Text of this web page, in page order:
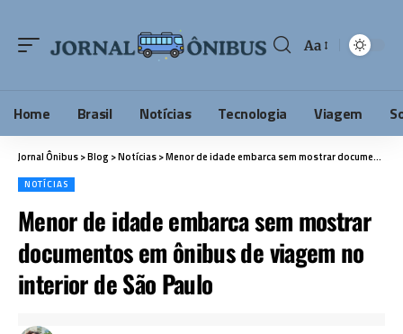
Aa
Home Brasil Notícias Tecnologia Viagem
Jornal Ônibus>Blog >Notícias>Menor de idade embarca sem mostrar documentos em ônibus de viagem no interior de São Paulo
NOTÍCIAS
Menor de idade embarca sem mostrar
documentos em ônibus de viagem no
interior de São Paulo